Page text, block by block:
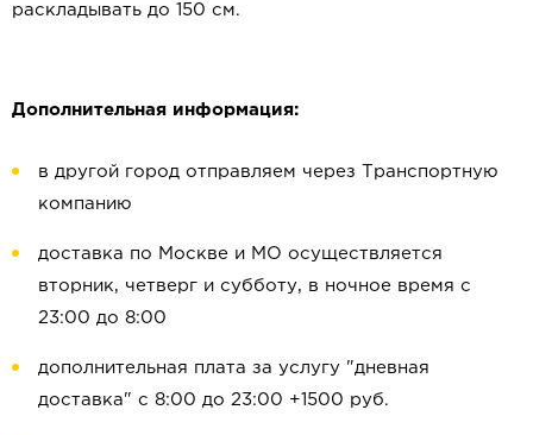
раскладывать до 150 см.
Дополнительная информация:
в другой город отправляем через Транспортную
компанию
доставка по Москве и МО осуществляется
вторник, четверг и субботу, в ночное время с
23:00 до 8:00
дополнительная плата за услугу "дневная
доставка" с 8:00 до 23:00 +1500 руб.